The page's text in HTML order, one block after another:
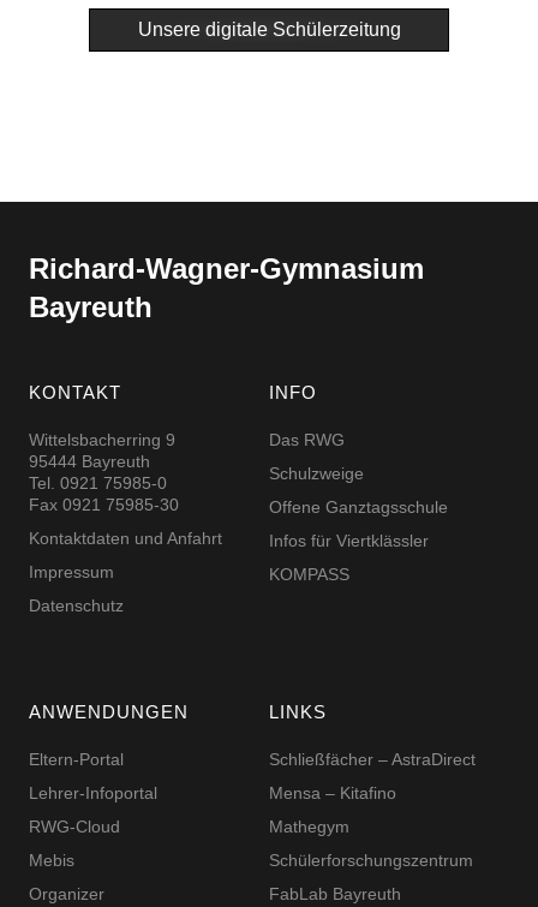
Unsere digitale Schülerzeitung
Richard-​​Wagner-​​Gymnasium
Bayreuth
KONTAKT
Wittelsbacherring 9
95444 Bayreuth
Tel. 0921 75985-0
Fax 0921 75985-30
Kontaktdaten und Anfahrt
Impressum
Datenschutz
INFO
Das RWG
Schulzweige
Offene Ganztagsschule
Infos für Viertklässler
KOMPASS
ANWENDUNGEN
Eltern-Portal
Lehrer-Infoportal
RWG-Cloud
Mebis
Organizer
LINKS
Schließfächer – AstraDirect
Mensa – Kitafino
Mathegym
Schüler­for­schungs­zentrum
FabLab Bayreuth